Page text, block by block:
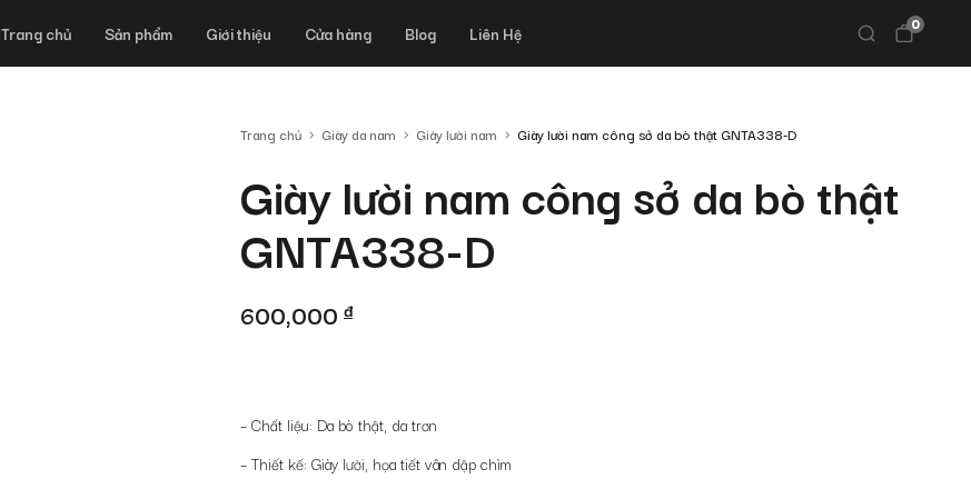
Trang chủ Sản phẩm Giới thiệu Cửa hàng Blog Liên Hệ 0
Trang chủ Giày da nam Giày lười nam Giày lười nam công sở da bò thật GNTA338-D
Giày lười nam công sở da bò thật
GNTA338-D
600,000 đ
– Chất liệu: Da bò thật, da trơn
– Thiết kế: Giày lười, họa tiết vân dập chìm